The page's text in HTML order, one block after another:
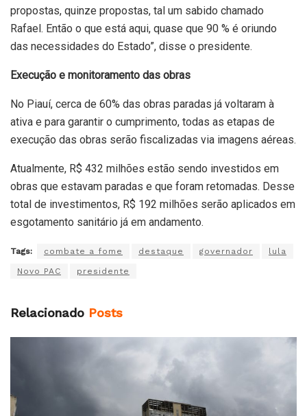
propostas, quinze propostas, tal um sabido chamado
Rafael. Então o que está aqui, quase que 90 % é oriundo
das necessidades do Estado”, disse o presidente.
Execução e monitoramento das obras
No Piauí, cerca de 60% das obras paradas já voltaram à
ativa e para garantir o cumprimento, todas as etapas de
execução das obras serão fiscalizadas via imagens aéreas.
Atualmente, R$ 432 milhões estão sendo investidos em
obras que estavam paradas e que foram retomadas. Desse
total de investimentos, R$ 192 milhões serão aplicados em
esgotamento sanitário já em andamento.
Tags: combate a fome destaque governador lula
Novo PAC presidente
Relacionado Posts